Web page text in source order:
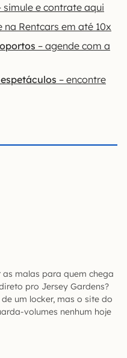
simule e contrate aqui
na Rentcars em até 10x
– agende com a
– encontre
malas para quem chega
pro Jersey Gardens?
um locker, mas o site do
volumes nenhum hoje